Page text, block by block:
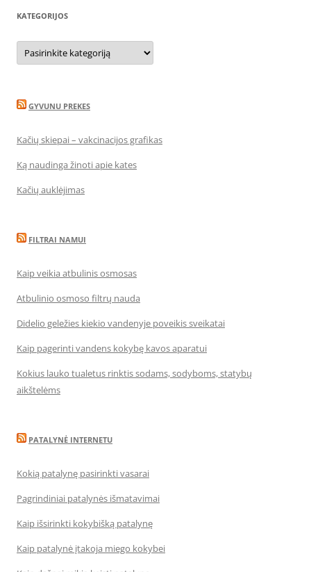
KATEGORIJOS
Kategorijos
GYVUNU PREKES
Kačių skiepai – vakcinacijos grafikas
Ką naudinga žinoti apie kates
Kačių auklėjimas
FILTRAI NAMUI
Kaip veikia atbulinis osmosas
Atbulinio osmoso filtrų nauda
Didelio geležies kiekio vandenyje poveikis sveikatai
Kaip pagerinti vandens kokybę kavos aparatui
Kokius lauko tualetus rinktis sodams, sodyboms, statybų
aikštelėms
PATALYNĖ INTERNETU
Kokią patalynę pasirinkti vasarai
Pagrindiniai patalynės išmatavimai
Kaip išsirinkti kokybišką patalynę
Kaip patalynė įtakoja miego kokybei